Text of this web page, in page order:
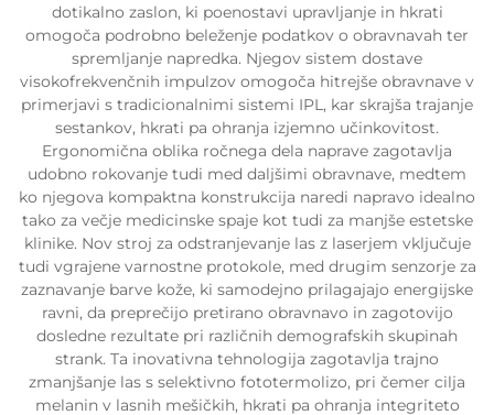
dotikalno zaslon, ki poenostavi upravljanje in hkrati
omogoča podrobno beleženje podatkov o obravnavah ter
spremljanje napredka. Njegov sistem dostave
visokofrekvenčnih impulzov omogoča hitrejše obravnave v
primerjavi s tradicionalnimi sistemi IPL, kar skrajša trajanje
sestankov, hkrati pa ohranja izjemno učinkovitost.
Ergonomična oblika ročnega dela naprave zagotavlja
udobno rokovanje tudi med daljšimi obravnave, medtem
ko njegova kompaktna konstrukcija naredi napravo idealno
tako za večje medicinske spaje kot tudi za manjše estetske
klinike. Nov stroj za odstranjevanje las z laserjem vključuje
tudi vgrajene varnostne protokole, med drugim senzorje za
zaznavanje barve kože, ki samodejno prilagajajo energijske
ravni, da preprečijo pretirano obravnavo in zagotovijo
dosledne rezultate pri različnih demografskih skupinah
strank. Ta inovativna tehnologija zagotavlja trajno
zmanjšanje las s selektivno fototermolizo, pri čemer cilja
melanin v lasnih mešičkih, hkrati pa ohranja integriteto